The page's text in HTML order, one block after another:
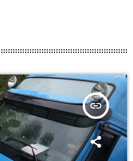
insert_link